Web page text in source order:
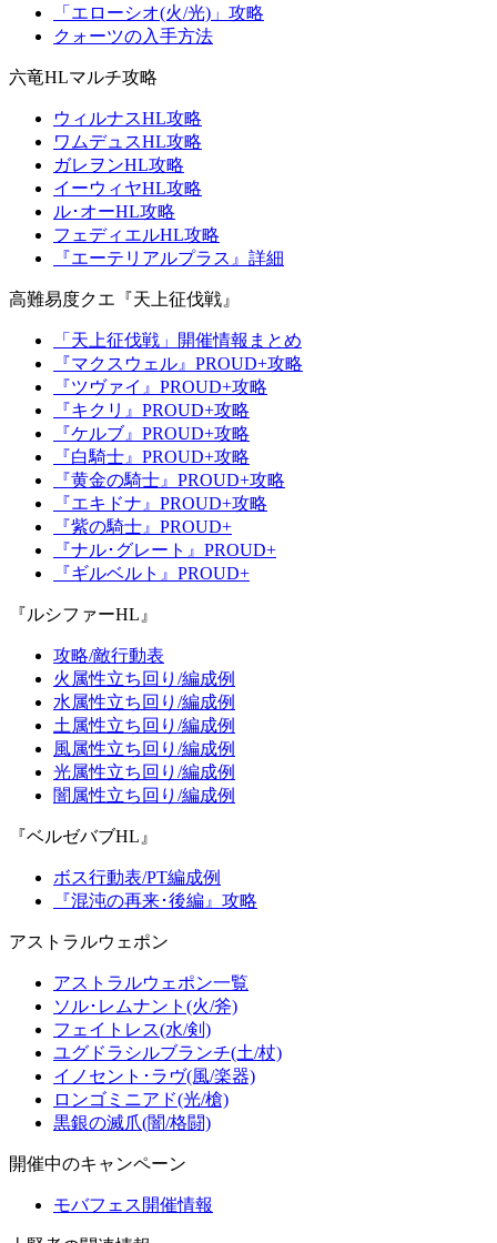
「エローシオ(火/光)」攻略
クォーツの入手方法
六竜HLマルチ攻略
ウィルナスHL攻略
ワムデュスHL攻略
ガレヲンHL攻略
イーウィヤHL攻略
ル･オーHL攻略
フェディエルHL攻略
『エーテリアルプラス』詳細
高難易度クエ『天上征伐戦』
「天上征伐戦」開催情報まとめ
『マクスウェル』PROUD+攻略
『ツヴァイ』PROUD+攻略
『キクリ』PROUD+攻略
『ケルブ』PROUD+攻略
『白騎士』PROUD+攻略
『黄金の騎士』PROUD+攻略
『エキドナ』PROUD+攻略
『紫の騎士』PROUD+
『ナル･グレート』PROUD+
『ギルベルト』PROUD+
『ルシファーHL』
攻略/敵行動表
火属性立ち回り/編成例
水属性立ち回り/編成例
土属性立ち回り/編成例
風属性立ち回り/編成例
光属性立ち回り/編成例
闇属性立ち回り/編成例
『ベルゼバブHL』
ボス行動表/PT編成例
『混沌の再来･後編』攻略
アストラルウェポン
アストラルウェポン一覧
ソル･レムナント(火/斧)
フェイトレス(水/剣)
ユグドラシルブランチ(土/杖)
イノセント･ラヴ(風/楽器)
ロンゴミニアド(光/槍)
黒銀の滅爪(闇/格闘)
開催中のキャンペーン
モバフェス開催情報